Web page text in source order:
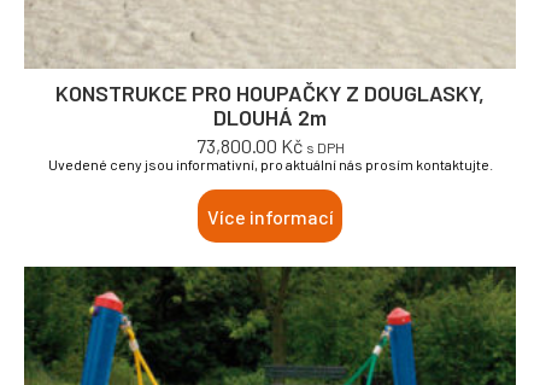
KONSTRUKCE PRO HOUPAČKY Z DOUGLASKY,
DLOUHÁ 2m
73,800.00 Kč s DPH
Uvedené ceny jsou informativní, pro aktuální nás prosím kontaktujte.
Více informací